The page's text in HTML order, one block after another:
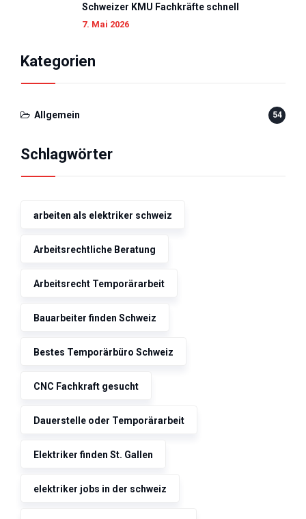
Schweizer KMU Fachkräfte schnell
7. Mai 2026
Kategorien
Allgemein 54
Schlagwörter
arbeiten als elektriker schweiz
Arbeitsrechtliche Beratung
Arbeitsrecht Temporärarbeit
Bauarbeiter finden Schweiz
Bestes Temporärbüro Schweiz
CNC Fachkraft gesucht
Dauerstelle oder Temporärarbeit
Elektriker finden St. Gallen
elektriker jobs in der schweiz